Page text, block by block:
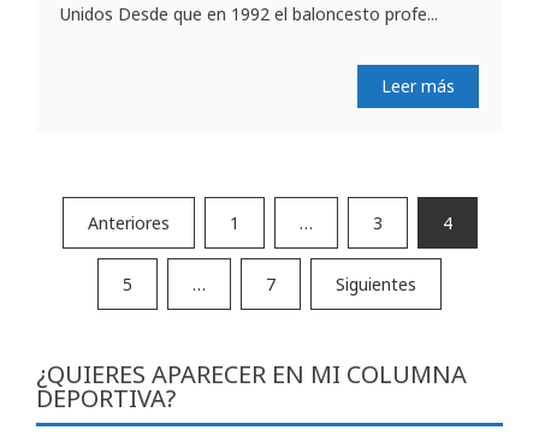
Unidos Desde que en 1992 el baloncesto profe...
Leer más
Paginación
de
entradas
Anteriores 1 … 3 4
5 … 7 Siguientes
¿QUIERES APARECER EN MI COLUMNA
DEPORTIVA?